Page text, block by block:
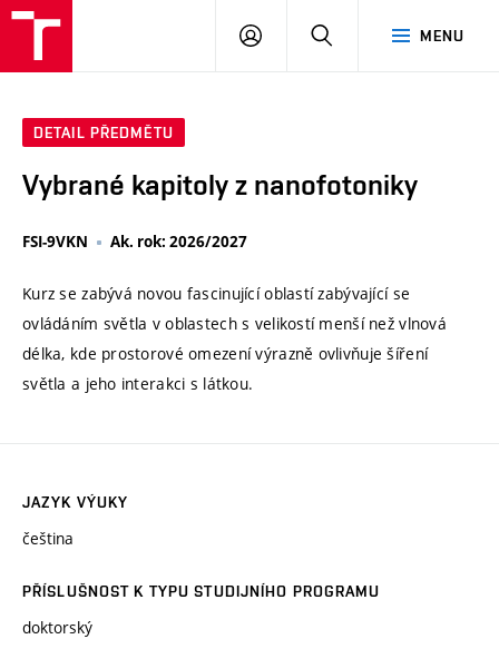
MENU
PŘIHLÁSIT
DETAIL PŘEDMĚTU
Vybrané kapitoly z nanofotoniky
FSI-9VKN Ak. rok: 2026/2027
Kurz se zabývá novou fascinující oblastí zabývající se
ovládáním světla v oblastech s velikostí menší než vlnová
délka, kde prostorové omezení výrazně ovlivňuje šíření
světla a jeho interakci s látkou.
JAZYK VÝUKY
čeština
PŘÍSLUŠNOST K TYPU STUDIJNÍHO PROGRAMU
doktorský